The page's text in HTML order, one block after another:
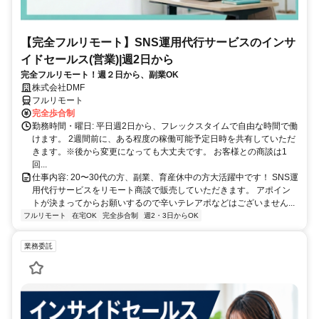
【完全フルリモート】SNS運用代行サービスのインサ
イドセールス(営業)|週2日から
完全フルリモート！週２日から、副業OK
株式会社DMF
フルリモート
完全歩合制
勤務時間・曜日: 平日週2日から、フレックスタイムで自由な時間で働
けます。 2週間前に、ある程度の稼働可能予定日時を共有していただ
きます。※後から変更になっても大丈夫です。 お客様との商談は1
回...
仕事内容: 20〜30代の方、副業、育産休中の方大活躍中です！ SNS運
用代行サービスをリモート商談で販売していただきます。 アポイン
トが決まってからお願いするので辛いテレアポなどはございません...
フルリモート 在宅OK 完全歩合制 週2・3日からOK
業務委託